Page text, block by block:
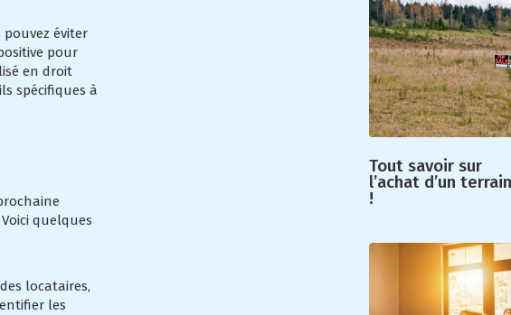
éviter
pour
en droit
spécifiques à
quelques
locataires,
les
Tout savoir sur
l’achat d’un terrain
!